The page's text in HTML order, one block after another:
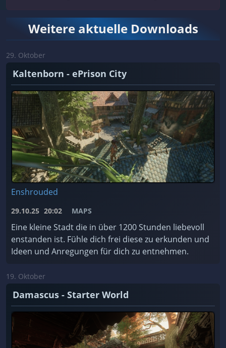
Weitere aktuelle Downloads
29. Oktober
Kaltenborn - ePrison City
Enshrouded
29.10.25 20:02 MAPS
Eine kleine Stadt die in über 1200 Stunden liebevoll
enstanden ist. Fühle dich frei diese zu erkunden und
Ideen und Anregungen für dich zu entnehmen.
19. Oktober
Damascus - Starter World